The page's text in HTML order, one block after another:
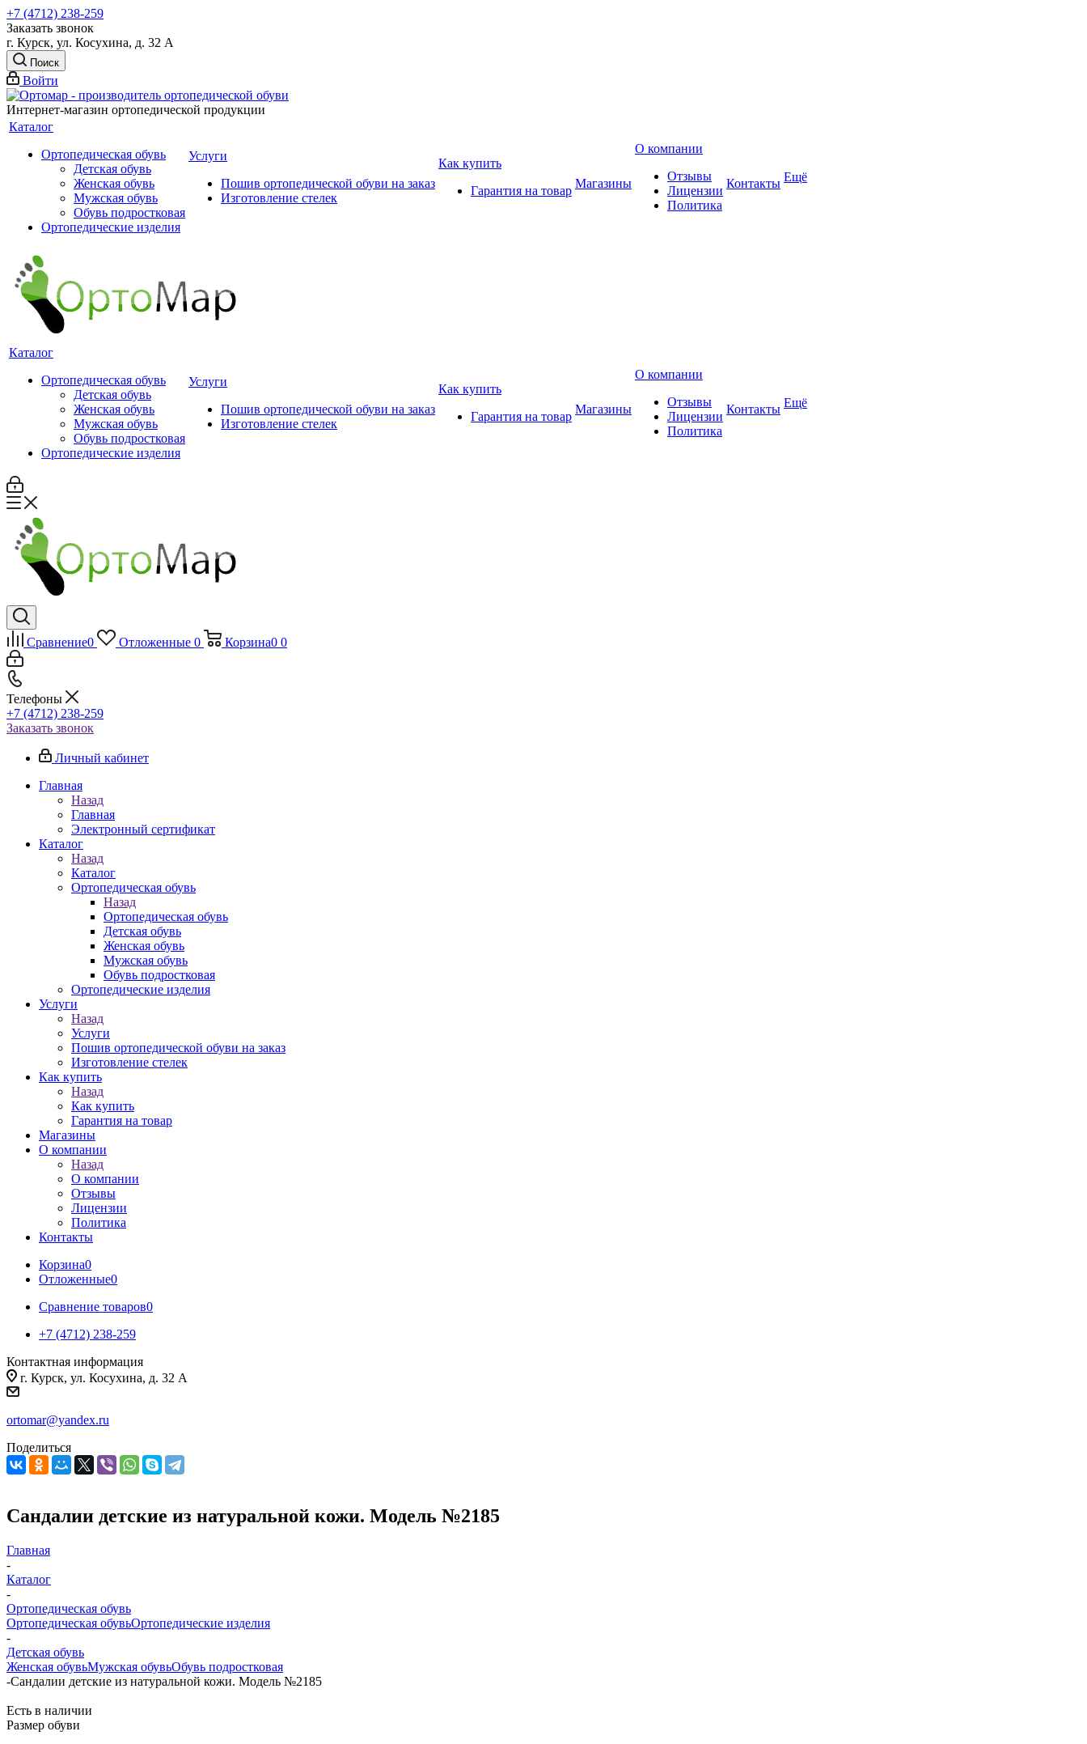
+7 (4712) 238-259
Заказать звонок
г. Курск, ул. Косухина, д. 32 А
Поиск
Войти
Интернет-магазин ортопедической продукции
Каталог
Ортопедическая обувь
Детская обувь
Женская обувь
Мужская обувь
Обувь подростковая
Ортопедические изделия
Услуги
Пошив ортопедической обуви на заказ
Изготовление стелек
Как купить
Гарантия на товар
Магазины
О компании
Отзывы
Лицензии
Политика
Контакты Ещё
Каталог
Ортопедическая обувь
Детская обувь
Женская обувь
Мужская обувь
Обувь подростковая
Ортопедические изделия
Услуги
Пошив ортопедической обуви на заказ
Изготовление стелек
Как купить
Гарантия на товар
Магазины
О компании
Отзывы
Лицензии
Политика
Контакты Ещё
Сравнение0 Отложенные 0 Корзина0 0
Телефоны
+7 (4712) 238-259
Заказать звонок
Личный кабинет
Главная
Назад
Главная
Электронный сертификат
Каталог
Назад
Каталог
Ортопедическая обувь
Назад
Ортопедическая обувь
Детская обувь
Женская обувь
Мужская обувь
Обувь подростковая
Ортопедические изделия
Услуги
Назад
Услуги
Пошив ортопедической обуви на заказ
Изготовление стелек
Как купить
Назад
Как купить
Гарантия на товар
Магазины
О компании
Назад
О компании
Отзывы
Лицензии
Политика
Контакты
Корзина0
Отложенные0
Сравнение товаров0
+7 (4712) 238-259
Контактная информация
г. Курск, ул. Косухина, д. 32 А
ortomar@yandex.ru
Поделиться
Сандалии детские из натуральной кожи. Модель №2185
Главная
-
Каталог
-
Ортопедическая обувь
Ортопедическая обувьОртопедические изделия
-
Детская обувь
Женская обувьМужская обувьОбувь подростковая
-Сандалии детские из натуральной кожи. Модель №2185
Есть в наличии
Размер обуви